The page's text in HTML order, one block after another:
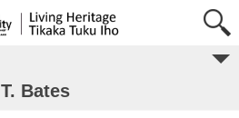
T. Bates